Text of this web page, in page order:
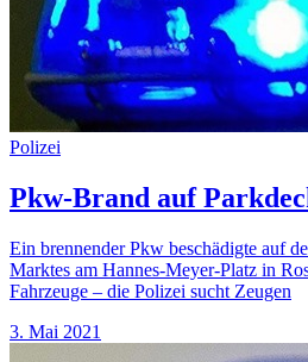
Polizei
Pkw-Brand auf
Ein brennender Pkw beschädigte auf
Marktes am Hannes-Meyer-Platz in
Fahrzeuge – die Polizei sucht Zeugen
3. Mai 2021